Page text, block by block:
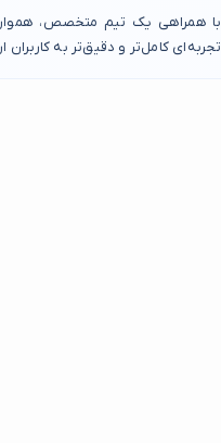
با همراهی یک تیم متخصص،
تجربه‌ای کامل‌تر و دقیق‌تر به کاربران